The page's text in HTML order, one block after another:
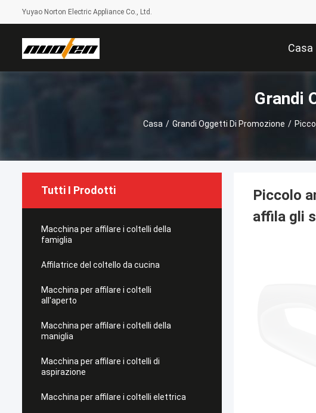
Yuyao Norton Electric Appliance Co., Ltd.
Casa
Grandi
Casa / Grandi Oggetti Di Promozione /
Tutti I Prodotti
Macchina per affilare i coltelli della
famiglia
Affilatrice del coltello da cucina
Macchina per affilare i coltelli
all'aperto
Macchina per affilare i coltelli della
maniglia
Macchina per affilare i coltelli di
aspirazione
Macchina per affilare i coltelli elettrica
Piccolo
affila gli